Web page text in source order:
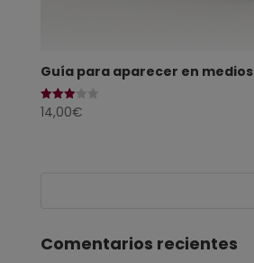
Guía para aparecer en medios
Valorado
con
14,00€
Comentarios recientes